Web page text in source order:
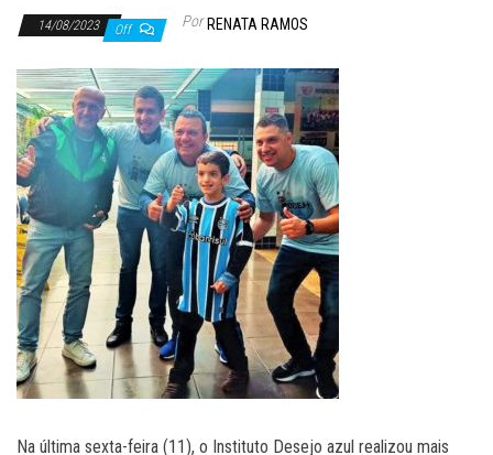
14/08/2023 Off Por RENATA RAMOS
Na última sexta-feira (11), o Instituto Desejo azul realizou mais